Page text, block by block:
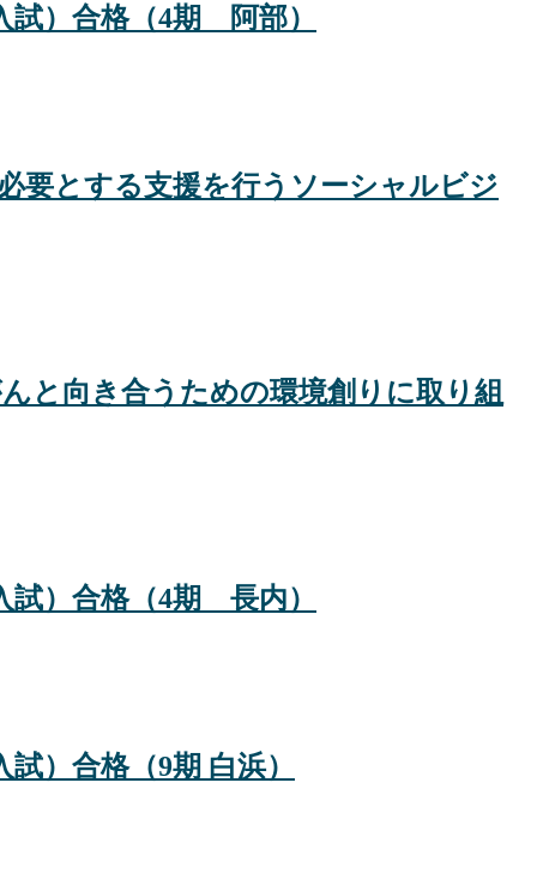
試）合格（4期 阿部）
要とする支援を行うソーシャルビジ
と向き合うための環境創りに取り組
試）合格（4期 長内）
）合格（9期 白浜）